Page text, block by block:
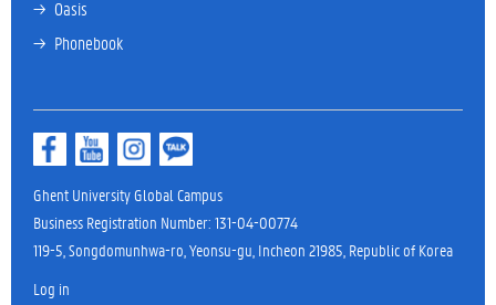
→ Oasis
→ Phonebook
Ghent University Global Campus
Business Registration Number: 131-04-00774
119-5, Songdomunhwa-ro, Yeonsu-gu, Incheon 21985, Republic of Korea
Log in